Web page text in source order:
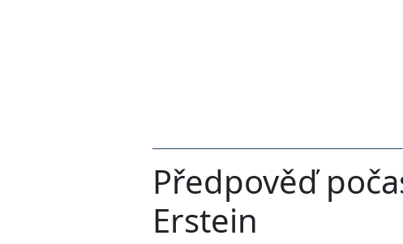
Předpověď
Erstein